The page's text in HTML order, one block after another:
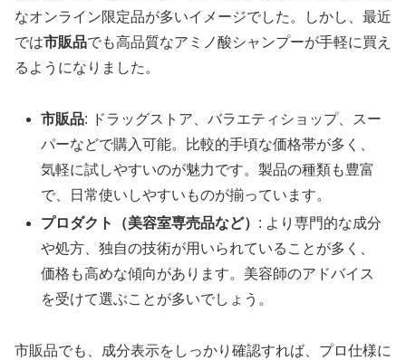
なオンライン限定品が多いイメージでした。しかし、最近
では市販品でも高品質なアミノ酸シャンプーが手軽に買え
るようになりました。
市販品: ドラッグストア、バラエティショップ、スー
パーなどで購入可能。比較的手頃な価格帯が多く、
気軽に試しやすいのが魅力です。製品の種類も豊富
で、日常使いしやすいものが揃っています。
プロダクト（美容室専売品など） : より専門的な成分
や処方、独自の技術が用いられていることが多く、
価格も高めな傾向があります。美容師のアドバイス
を受けて選ぶことが多いでしょう。
市販品でも、成分表示をしっかり確認すれば、プロ仕様に